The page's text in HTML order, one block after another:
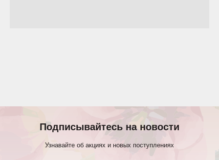
Подписывайтесь на новости
Узнавайте об акциях и новых поступлениях